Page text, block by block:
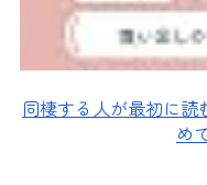
同棲する人が最初に読
め